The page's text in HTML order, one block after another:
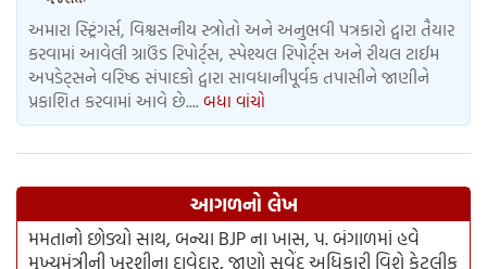
અમારા સ્ટ્રિંગર્સ, વિશ્વસનીય સ્ત્રોતો અને અનુભવી પત્રકારો દ્વારા તૈયાર
કરવામાં આવેલી ગ્રાઉંડ રિપોર્ટ્સ, સ્પેશ્યલ રિપોર્ટ્સ અને રીયલ ટાઈમ
અપડેટ્સને વરિષ્ઠ સંપાદકો દ્વારા સાવધાનીપૂર્વક તપાસીને જાણીને
પ્રકાશિત કરવામાં આવે છે.... બધા વાંચો
આગળનો લેખ
મમતાનો છોડ્યો સાથ, બન્યા BJP ના ખાસ, પ. બંગાળમાં હવે
મુખ્યમંત્રીની ખુરશીના દાવેદાર, જાણો સુવેંદુ અધિકારી વિશે કેટલીક